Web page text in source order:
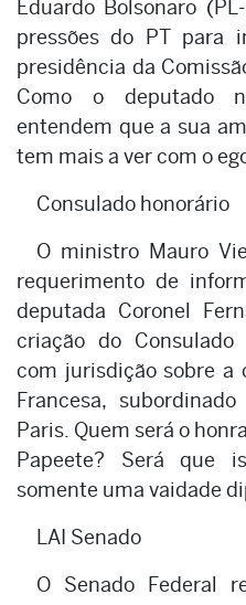
Eduardo Bolsonaro
pressões do PT para
presidência da
Como o deputado
entendem que a sua
tem mais a ver com o
Consulado honorário
O ministro Mauro
requerimento de
deputada Coronel
criação do Consulado
com jurisdição sobre a
Francesa,
Paris. Quem será o
Papeete? Será que
somente uma vaidade
LAI Senado
O Senado Federal